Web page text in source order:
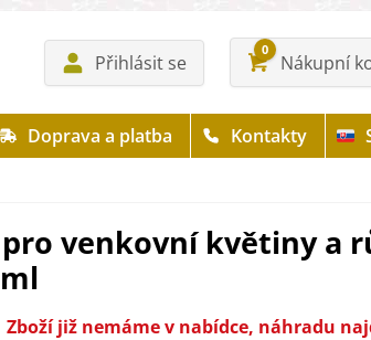
Přihlásit se
0
Nákupní
Doprava a platba Kontakty
venkovní květiny a
Zboží již nemáme v nabídce, náhradu